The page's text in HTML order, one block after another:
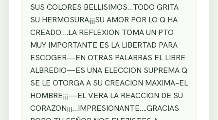
SUS COLORES BELLISIMOS…TODO GRITA
SU HERMOSURA¡¡¡SU AMOR POR LO Q HA
CREADO….LA REFLEXION TOMA UN PTO
MUY IMPORTANTE ES LA LIBERTAD PARA
ESCOGER—EN OTRAS PALABRAS EL LIBRE
ALBREDIO—ES UNA ELECCION SUPREMA Q
SE LE OTORGA A SU CREACION MAXIMA–EL
HOMBRE¡¡¡—EL VERA LA REACCION DE SU
CORAZON¡¡¡…IMPRESIONANTE….GRACIAS